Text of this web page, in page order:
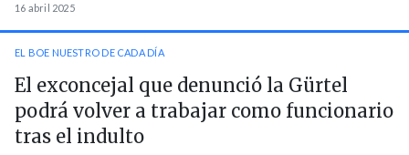
16 abril 2025
EL BOE NUESTRO DE CADA DÍA
El exconcejal que denunció la Gürtel
podrá volver a trabajar como funcionario
tras el indulto